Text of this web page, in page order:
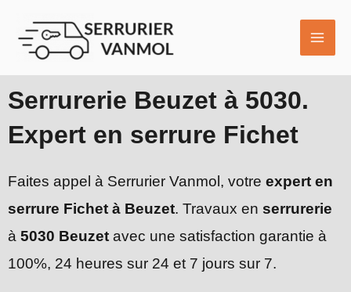
contenu
Serrurerie Beuzet à 5030.
Expert en serrure Fichet
Faites appel à Serrurier Vanmol, votre expert en
serrure Fichet à Beuzet. Travaux en serrurerie
à 5030 Beuzet avec une satisfaction garantie à
100%, 24 heures sur 24 et 7 jours sur 7.